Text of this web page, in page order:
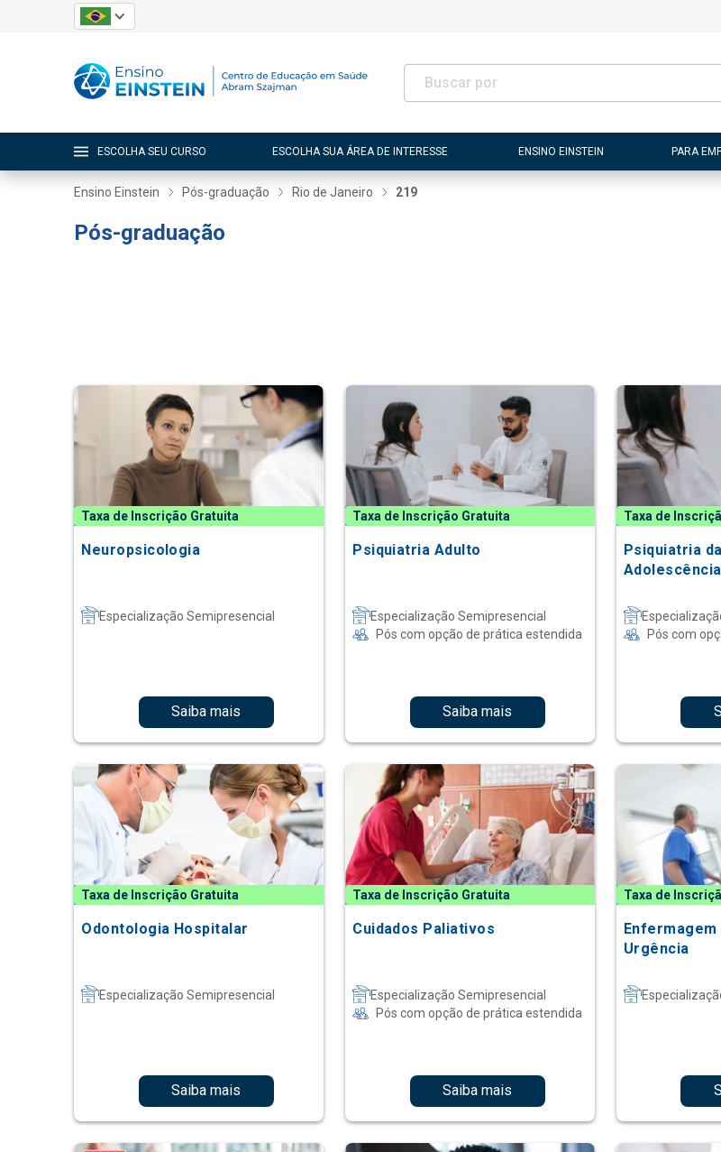
ESCOLHA SEU CURSO ESCOLHA SUA ÁREA DE INTERESSE ENSINO EINSTEIN PARA
Ensino Einstein Pós-graduação Rio de Janeiro 219
Pós-graduação
Taxa de Inscrição Gratuita
Neuropsicologia
Especialização Semipresencial
Saiba mais
Taxa de Inscrição Gratuita
Psiquiatria Adulto
Especialização Semipresencial
Pós com opção de prática estendida
Saiba mais
Taxa de
Psiquiatria
Adolescência
Pós com
Taxa de Inscrição Gratuita
Odontologia Hospitalar
Especialização Semipresencial
Saiba mais
Taxa de Inscrição Gratuita
Cuidados Paliativos
Especialização Semipresencial
Pós com opção de prática estendida
Saiba mais
Taxa de
Urgência